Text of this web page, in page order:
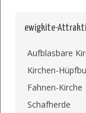
ewigkite-
Aufblasbare
Kirchen-
Fahnen-Kirche
Schafherde